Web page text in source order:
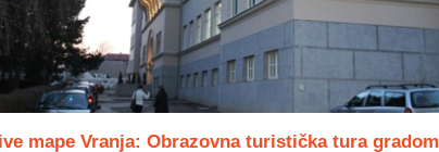
mape Vranja: Obrazovna turistička tura gradom